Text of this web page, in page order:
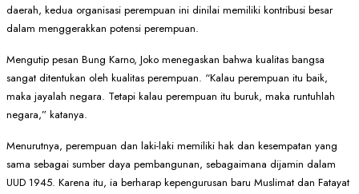
daerah, kedua organisasi perempuan ini dinilai memiliki kontribusi besar
dalam menggerakkan potensi perempuan.
Mengutip pesan Bung Karno, Joko menegaskan bahwa kualitas bangsa
sangat ditentukan oleh kualitas perempuan. “Kalau perempuan itu baik,
maka jayalah negara. Tetapi kalau perempuan itu buruk, maka runtuhlah
negara,” katanya.
Menurutnya, perempuan dan laki-laki memiliki hak dan kesempatan yang
sama sebagai sumber daya pembangunan, sebagaimana dijamin dalam
UUD 1945. Karena itu, ia berharap kepengurusan baru Muslimat dan Fatayat